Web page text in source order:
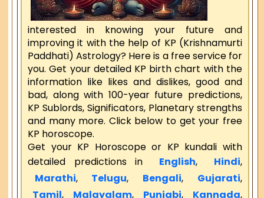
interested in knowing your future and
improving it with the help of KP (Krishnamurti
Paddhati) Astrology? Here is a free service for
you. Get your detailed KP birth chart with the
information like likes and dislikes, good and
bad, along with 100-year future predictions,
KP Sublords, Significators, Planetary strengths
and many more. Click below to get your free
KP horoscope.
Get your KP Horoscope or KP kundali with
detailed predictions in
English, Hindi,
Marathi, Telugu, Bengali, Gujarati,
Tamil, Malayalam, Punjabi, Kannada,